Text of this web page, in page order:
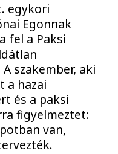
egykori
Egonnak
fel a Paksi
szakember, aki
a hazai
és a paksi
figyelmeztet:
van,